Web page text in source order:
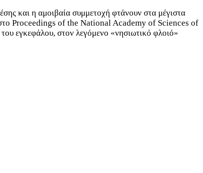
και η αμοιβαία συμμετοχή φτάνουν στα μέγιστα
στο Proceedings of the National Academy of Sciences of
εγκεφάλου, στον λεγόμενο «νησιωτικό φλοιό»